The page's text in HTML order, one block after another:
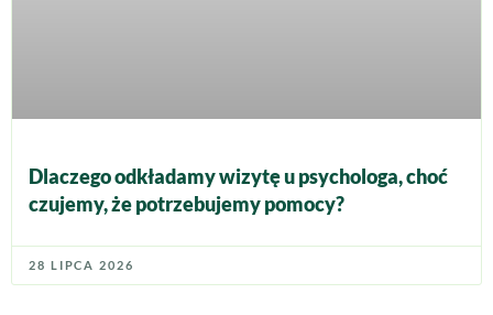
Dlaczego odkładamy wizytę u psychologa, choć
czujemy, że potrzebujemy pomocy?
28 LIPCA 2026